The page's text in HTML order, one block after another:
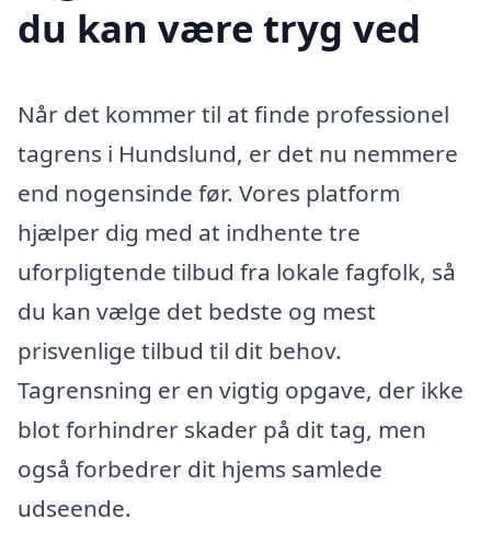
du kan være tryg ved
Når det kommer til at finde professionel
tagrens i Hundslund, er det nu nemmere
end nogensinde før. Vores platform
hjælper dig med at indhente tre
uforpligtende tilbud fra lokale fagfolk, så
du kan vælge det bedste og mest
prisvenlige tilbud til dit behov.
Tagrensning er en vigtig opgave, der ikke
blot forhindrer skader på dit tag, men
også forbedrer dit hjems samlede
udseende.